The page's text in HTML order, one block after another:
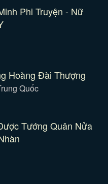
Phi Truyện - Nữ
Hoàng Đài Thượng
Quốc
Tướng Quân Nửa